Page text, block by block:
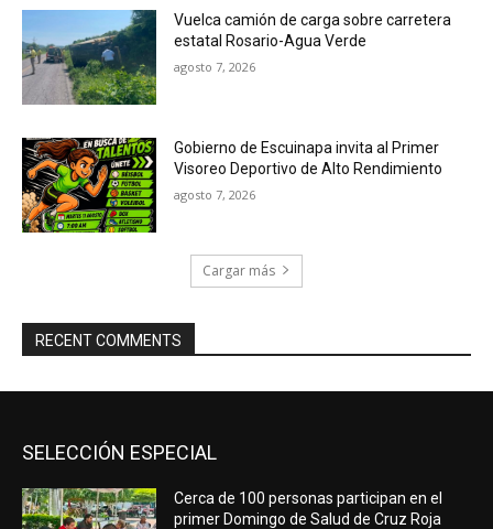
Vuelca camión de carga sobre carretera
estatal Rosario-Agua Verde
agosto 7, 2026
Gobierno de Escuinapa invita al Primer
Visoreo Deportivo de Alto Rendimiento
agosto 7, 2026
Cargar más
RECENT COMMENTS
SELECCIÓN ESPECIAL
Cerca de 100 personas participan en el
primer Domingo de Salud de Cruz Roja